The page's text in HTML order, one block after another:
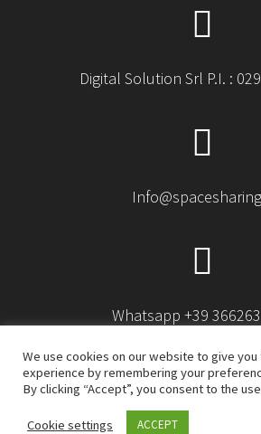
Digital Solution Srl P.I. :
Whatsapp +39
© 2026 Space sharing. Built using
We use cookies on our website to give
experience by remembering your
By clicking “Accept”, you consent to the
Cookie settings ACCEPT